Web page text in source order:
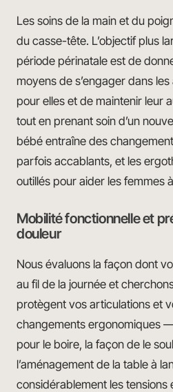
Les soins de la main et du
du casse-tête. L’objectif plus
période périnatale est de
moyens de s’engager dans
pour elles et de maintenir leur
tout en prenant soin d’un
bébé entraîne des
parfois accablants, et les
outillés pour aider les femmes
Mobilité fonctionnelle et
douleur
Nous évaluons la façon dont
au fil de la journée et
protègent vos articulations et
changements ergonomiques
pour le boire, la façon de le
l’aménagement de la table à
considérablement les tensions